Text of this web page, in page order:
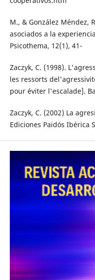
M., & González Méndez,
asociados a la
Psicothema, 12(1), 41-
Zaczyk, C. (1998).
les ressorts
pour éviter l'escalade].
Zaczyk, C. (2002) La
Ediciones Paidós Ibérica